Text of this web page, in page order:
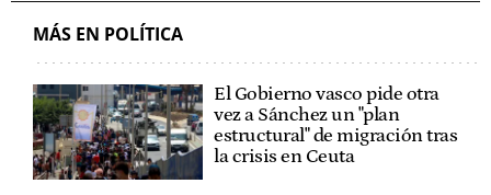
MÁS EN POLÍTICA
El Gobierno vasco pide otra
vez a Sánchez un "plan
estructural" de migración tras
la crisis en Ceuta